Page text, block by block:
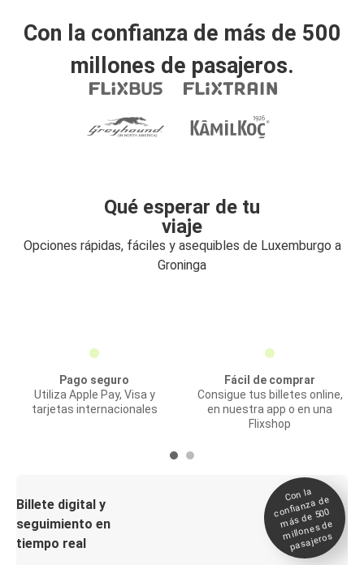
Con la confianza de más de 500
millones de pasajeros.
Qué esperar de tu
viaje
Opciones rápidas, fáciles y asequibles de Luxemburgo a
Groninga
Pago seguro
Utiliza Apple Pay, Visa y
tarjetas internacionales
Fácil de comprar
Consigue tus billetes online,
en nuestra app o en una
Flixshop
Billete digital y
seguimiento en
tiempo real
Con la
confianza de
más de 500
millones de
pasajeros